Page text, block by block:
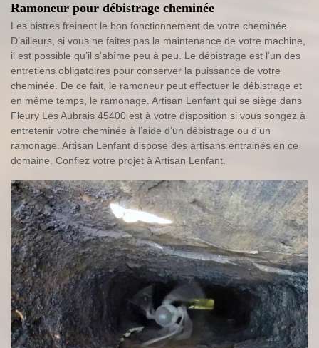
Ramoneur pour débistrage cheminée
Les bistres freinent le bon fonctionnement de votre cheminée.
D’ailleurs, si vous ne faites pas la maintenance de votre machine,
il est possible qu’il s’abîme peu à peu. Le débistrage est l’un des
entretiens obligatoires pour conserver la puissance de votre
cheminée. De ce fait, le ramoneur peut effectuer le débistrage et
en même temps, le ramonage. Artisan Lenfant qui se siège dans
Fleury Les Aubrais 45400 est à votre disposition si vous songez à
entretenir votre cheminée à l’aide d’un débistrage ou d’un
ramonage. Artisan Lenfant dispose des artisans entrainés en ce
domaine. Confiez votre projet à Artisan Lenfant.